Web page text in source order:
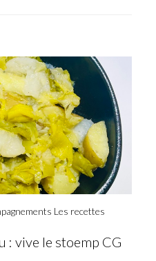
Les recettes
: vive le stoemp CG